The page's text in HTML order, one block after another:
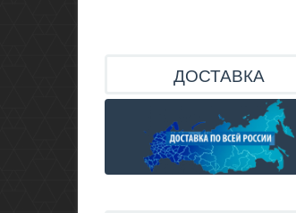
ДОСТАВКА